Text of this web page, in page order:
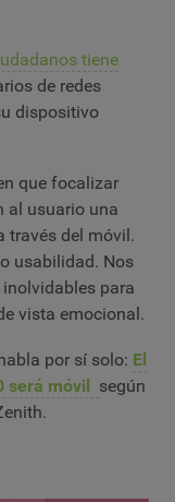
tiene
de redes
dispositivo
que focalizar
al usuario una
través del móvil.
usabilidad. Nos
para
vista emocional.
por sí solo: El
será móvil según